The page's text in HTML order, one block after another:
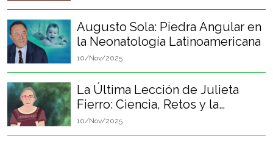
Augusto Sola: Piedra Angular en
la Neonatología Latinoamericana
10/Nov/2025
La Última Lección de Julieta
Fierro: Ciencia, Retos y la
Felicidad Perpetua
10/Nov/2025